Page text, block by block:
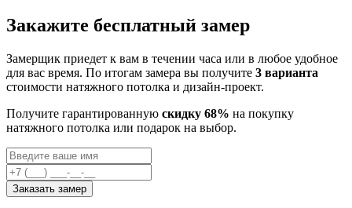
Закажите бесплатный замер
Замерщик приедет к вам в течении часа или в любое удобное
для вас время. По итогам замера вы получите 3 варианта
стоимости натяжного потолка и дизайн-проект.
Получите гарантированную скидку 68% на покупку
натяжного потолка или подарок на выбор.
Заказать замер